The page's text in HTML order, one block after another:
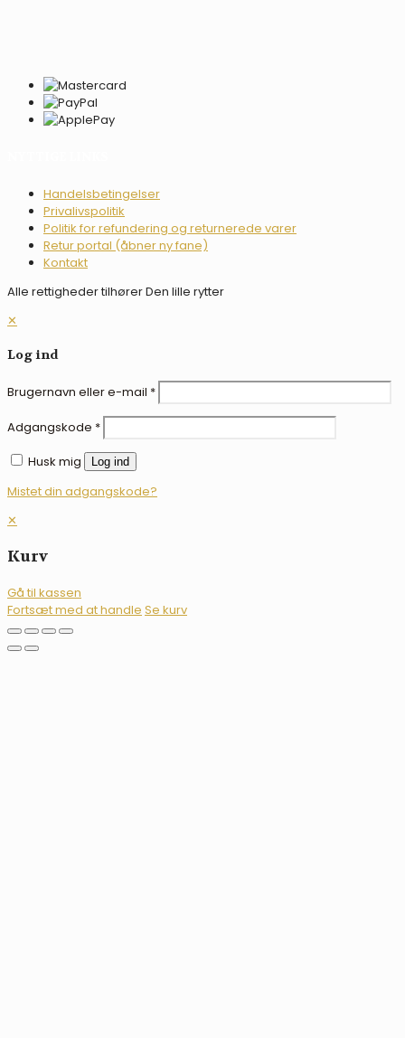
Handelsbetingelser
Privalivspolitik
Politik for refundering og returnerede varer
Retur portal (åbner ny fane)
Kontakt
Alle rettigheder tilhører Den lille rytter
✕
Log ind
Brugernavn eller e-mail *
Adgangskode *
Husk mig
Log ind
Mistet din adgangskode?
✕
Kurv
Gå til kassen
Fortsæt med at handle Se kurv